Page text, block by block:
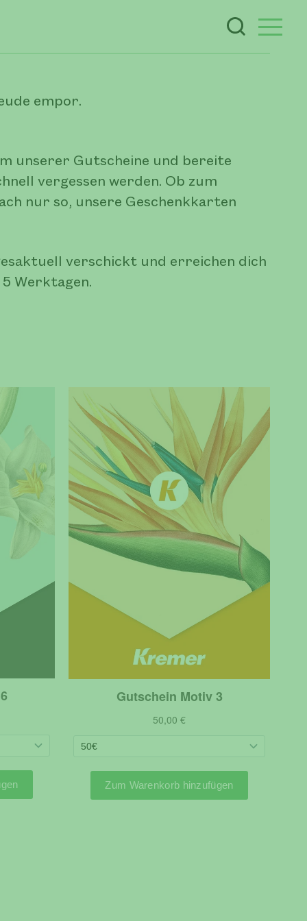
empor.
unserer Gutscheine und bereite
vergessen werden. Ob zum
nur so, unsere Geschenkkarten
verschickt und erreichen dich
Werktagen.